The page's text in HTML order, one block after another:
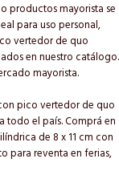
productos mayorista se
para uso personal,
vertedor de quo
en nuestro catálogo.
mayorista.
pico vertedor de quo
todo el país. Comprá en
de 8 x 11 cm con
para reventa en ferias,